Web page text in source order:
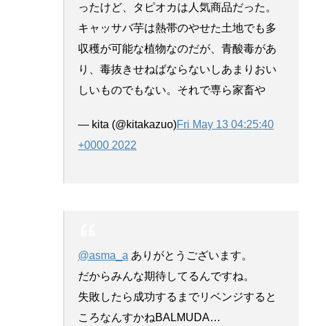
ったけど、タピオカは人気商品だった。
キャッサバ芋は熱帯のやせた土地でも多
収穫が可能な植物なのだが、青酸毒があ
り、毒抜きせねばならないしあまりおい
しいものでもない。それで専ら家畜や
— kita (@kitakazuo)Fri May 13 04:25:40
+0000 2022
@asma_a ありがとうございます。
だからみんな期待してるんですね。
失敗したら成功するまでリベンジすると
ころなんすかねBALMUDA…